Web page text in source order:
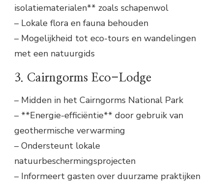
isolatiematerialen** zoals schapenwol
– Lokale flora en fauna behouden
– Mogelijkheid tot eco-tours en wandelingen
met een natuurgids
3. Cairngorms Eco-Lodge
– Midden in het Cairngorms National Park
– **Energie-efficiëntie** door gebruik van
geothermische verwarming
– Ondersteunt lokale
natuurbeschermingsprojecten
– Informeert gasten over duurzame praktijken